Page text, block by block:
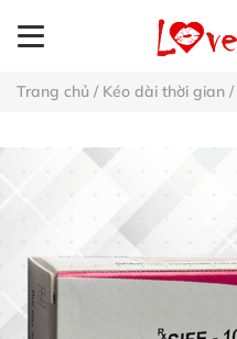
Trang chủ / Kéo dài thời gian /